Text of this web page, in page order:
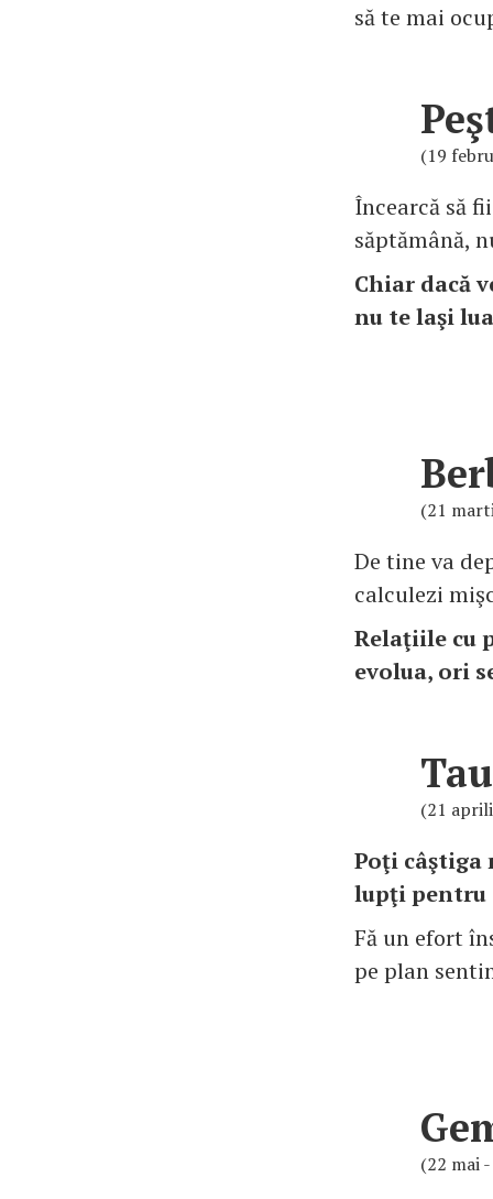
să te mai
(19
Încearcă să
săptămână,
Chiar dacă
nu te laşi
(21
De tine va
calculezi
Relaţiile cu
evolua, ori
(21
Poţi câştiga
lupţi pentru
Fă un efort
pe plan
(22 mai